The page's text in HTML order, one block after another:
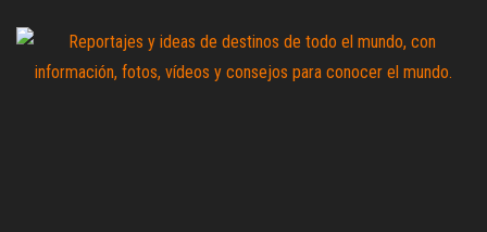
contenido